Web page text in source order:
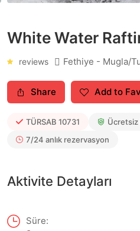
White Water
reviews Fethiye - Mugla/
Share Add to
TÜRSAB 10731
Ücretsiz
7/24 anlık rezervasyon
Aktivite Detayları
Süre: